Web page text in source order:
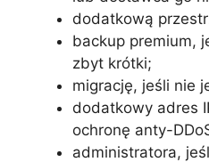
dodatkową
backup premium,
zbyt krótki;
migrację, jeśli nie
dodatkowy adres
ochronę anty-
administratora,